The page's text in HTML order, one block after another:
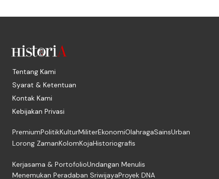
Tentang Kami
Syarat & Ketentuan
Kontak Kami
Kebijakan Privasi
PremiumPolitikKulturMiliterEkonomiOlahragaSainsUrban
Lorong ZamanKolomKojaHistoriografis
Kerjasama & PortofolioUndangan Menulis
Menemukan Peradaban SriwijayaProyek DNA